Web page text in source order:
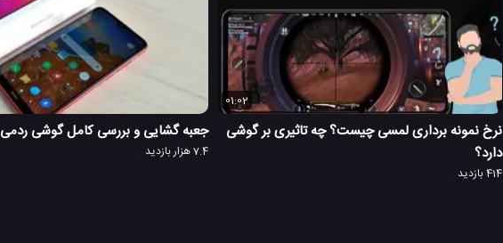
01:02
نرخ نمونه برداری لمسی چیست؟ چه تاثیری بر گوشی
دارد؟
414 بازدید
جعبه گشایی و بررسی کامل گوشی ردمی 8A شیائومی
7.4 هزار بازدید